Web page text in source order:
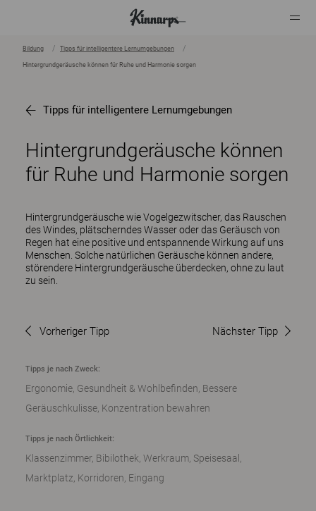
Bildung Tipps für intelligentere Lernumgebungen
Hintergrundgeräusche können für Ruhe und Harmonie sorgen
Tipps für intelligentere Lernumgebungen
Hintergrundgeräusche können
für Ruhe und Harmonie sorgen
Hintergrundgeräusche wie Vogelgezwitscher, das Rauschen
des Windes, plätscherndes Wasser oder das Geräusch von
Regen hat eine positive und entspannende Wirkung auf uns
Menschen. Solche natürlichen Geräusche können andere,
störendere Hintergrundgeräusche überdecken, ohne zu laut
zu sein.
Vorheriger Tipp Nächster Tipp
Tipps je nach Zweck:
Ergonomie Gesundheit & Wohlbefinden Bessere
Geräuschkulisse Konzentration bewahren
Tipps je nach Örtlichkeit:
Klassenzimmer Bibilothek Werkraum Speisesaal
Marktplatz Korridoren Eingang